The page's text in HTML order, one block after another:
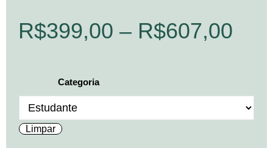
R$399,00 – R$607,00
Categoria
Limpar